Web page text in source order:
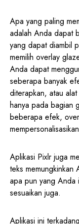
Apa yang paling
adalah Anda dapat
yang dapat diambil
memilih overlay
Anda dapat
seberapa banyak
diterapkan, atau
hanya pada bagian
beberapa efek,
Aplikasi Pixlr juga
teks memungkinkan
apa pun yang Anda
sesuaikan juga.
Aplikasi ini